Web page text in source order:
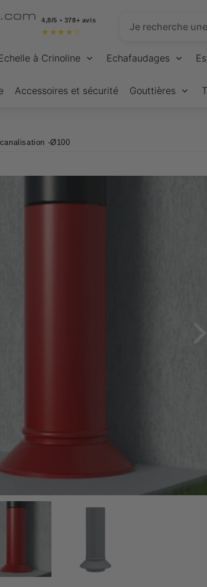
4,8/5 • 378+ avis
★ ★ ★ ★ ☆
à Crinoline Echafaudages
Accessoires et sécurité Gouttières
-Ø100